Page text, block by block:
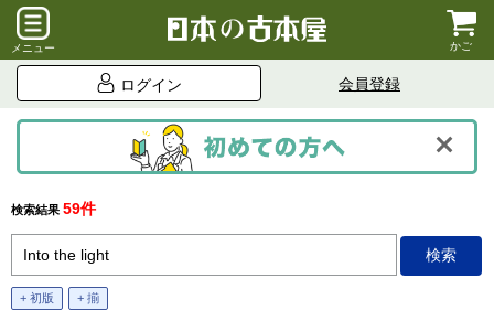
メニュー かご
ログイン 会員登録
検索結果 59件
+ 初版 + 揃